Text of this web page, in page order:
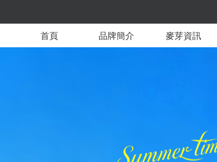
首頁 品牌簡介 麥芽資訊